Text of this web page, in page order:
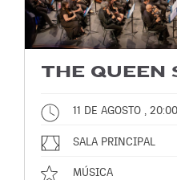
THE QUEEN
11 DE AGOSTO ,
SALA PRINCIPAL
MÚSICA